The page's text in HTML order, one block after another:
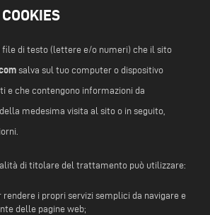
file di testo (lettere e/o numeri) che il sito
salva sul tuo computer o dispositivo
e che contengono informazioni da
medesima visita al sito o in seguito,
di titolare del trattamento può utilizzare:
i propri servizi semplici da navigare e
delle pagine web;